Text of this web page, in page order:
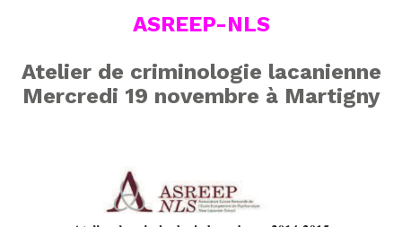
ASREEP-NLS
Atelier de criminologie lacanienne
Mercredi 19 novembre à Martigny